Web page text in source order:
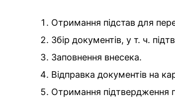
Отримання підстав для
Збір документів, у т. ч.
Заповнення внесека.
Відправка документів на
Отримання підтвердження